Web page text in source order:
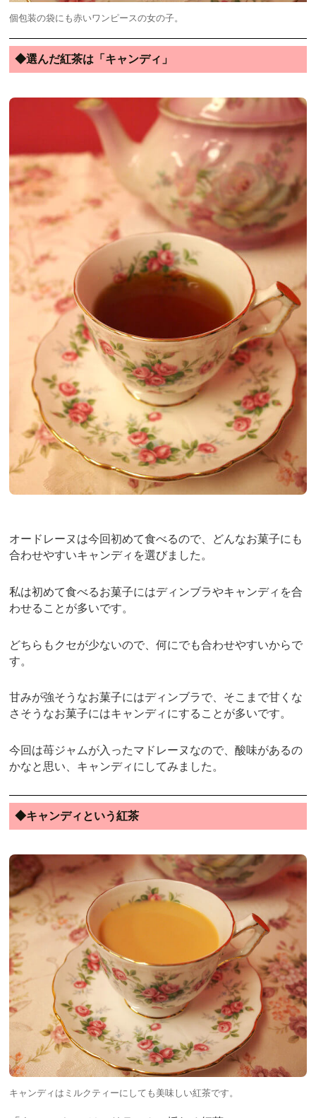
個包装の袋にも赤いワンピースの女の子。
◆選んだ紅茶は「キャンディ」
オードレーヌは今回初めて食べるので、どんなお菓子にも
合わせやすいキャンディを選びました。
私は初めて食べるお菓子にはディンブラやキャンディを合
わせることが多いです。
どちらもクセが少ないので、何にでも合わせやすいからで
す。
甘みが強そうなお菓子にはディンブラで、そこまで甘くな
さそうなお菓子にはキャンディにすることが多いです。
今回は苺ジャムが入ったマドレーヌなので、酸味があるの
かなと思い、キャンディにしてみました。
◆キャンディという紅茶
キャンディはミルクティーにしても美味しい紅茶です。